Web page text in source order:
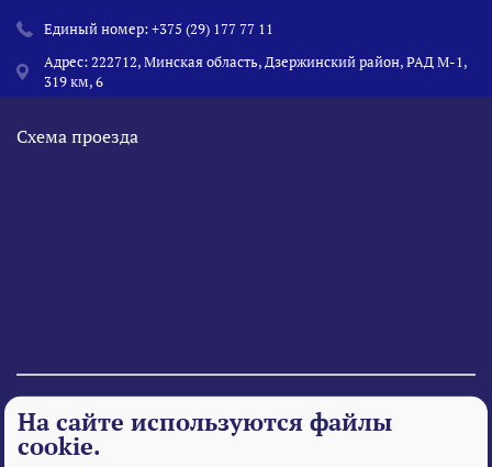
Единый номер:+375 (29) 177 77 11
Адрес: 222712, Минская область, Дзержинский район, РАД М-1,
319 км, 6
Схема проезда
© 1995 - 2026 «Веста» Все права защищены.
На сайте используются файлы
cookie.